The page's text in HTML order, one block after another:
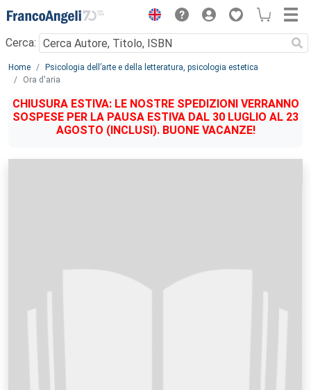
Menu
Cerca:
Main content
Home
Psicologia dell’arte e della letteratura, psicologia estetica
Ora d'aria
CHIUSURA ESTIVA: LE NOSTRE SPEDIZIONI VERRANNO
SOSPESE PER LA PAUSA ESTIVA DAL 30 LUGLIO AL 23
AGOSTO (INCLUSI). BUONE VACANZE!